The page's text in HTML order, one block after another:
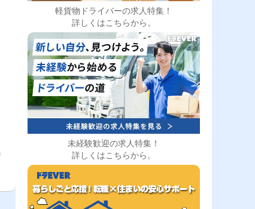
軽貨物ドライバーの求人特集！
詳しくはこちらから。
未経験歓迎の求人特集！
詳しくはこちらから。